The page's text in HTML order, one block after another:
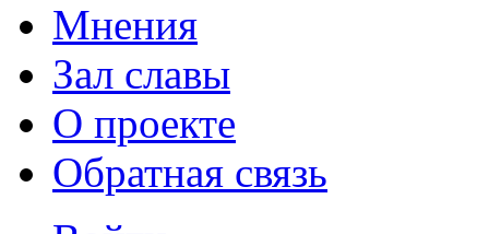
Мнения
Зал славы
О проекте
Обратная связь